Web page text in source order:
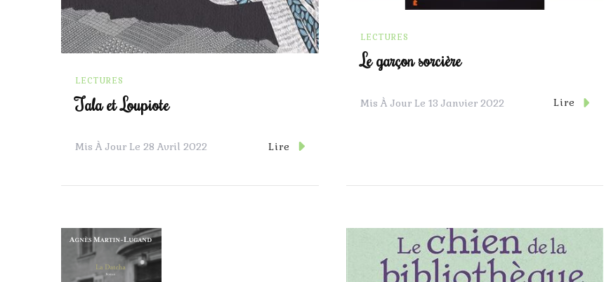
LECTURES
Tala et Loupiote
Mis À Jour Le 28 Avril 2022 Lire
LECTURES
Le garçon sorcière
Mis À Jour Le 13 Janvier 2022 Lire